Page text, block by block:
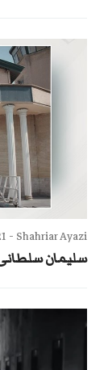
Shahriar Ayazi -
سلیمان